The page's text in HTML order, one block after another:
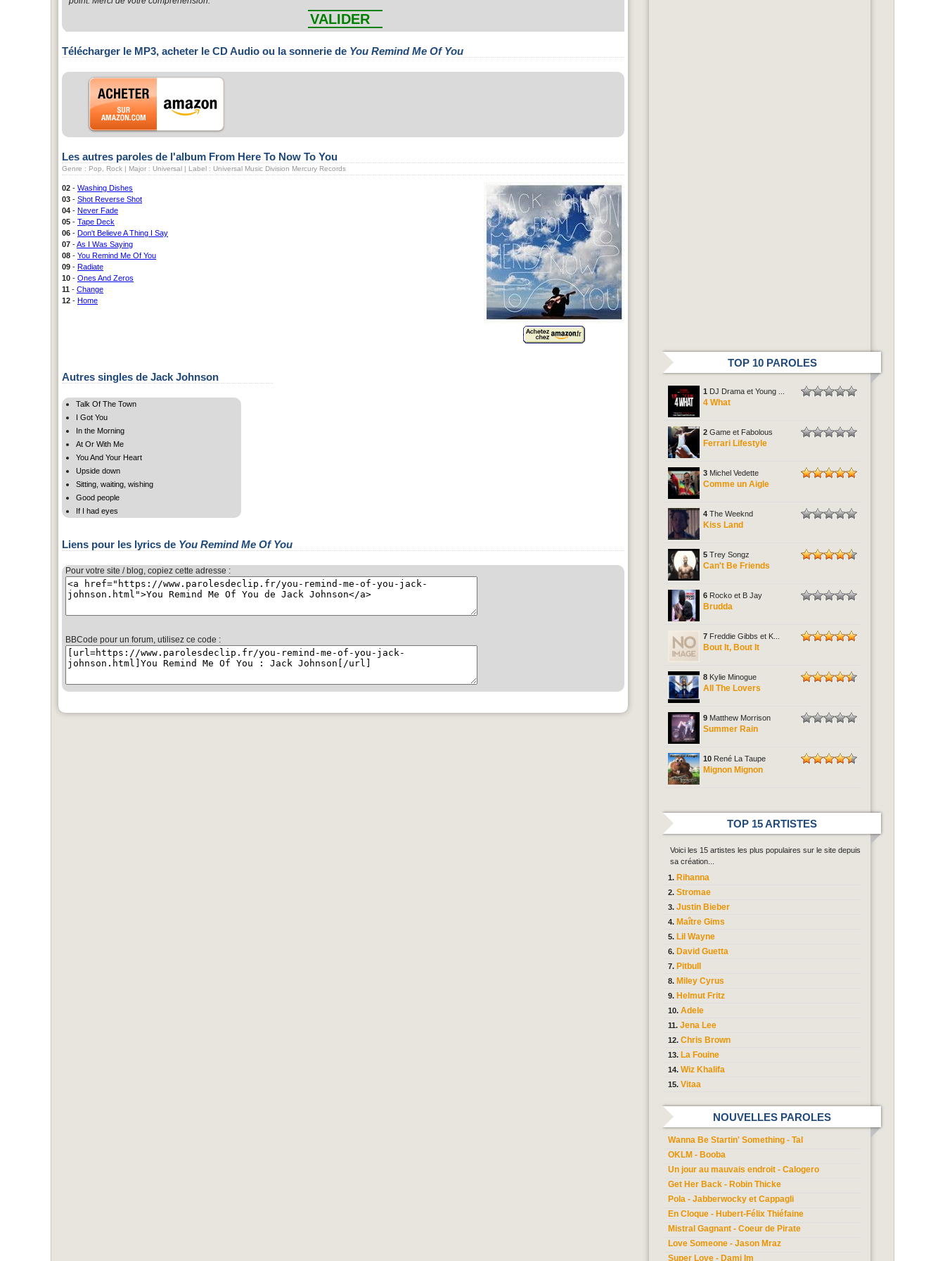
VALIDER
Télécharger le MP3, acheter le CD Audio ou la sonnerie de You Remind Me Of You
Les autres paroles de l'album From Here To Now To You
Genre : Pop, Rock | Major : Universal | Label : Universal Music Division Mercury Records
02 - Washing Dishes
03 - Shot Reverse Shot
04 - Never Fade
05 - Tape Deck
06 - Don't Believe A Thing I Say
07 -As I Was Saying
08 - You Remind Me Of You
09 - Radiate
10 - Ones And Zeros
11 - Change
12 - Home
Autres singles de Jack Johnson
Talk Of The Town
I Got You
In the Morning
At Or With Me
You And Your Heart
Upside down
Sitting, waiting, wishing
Good people
If I had eyes
Liens pour les lyrics de You Remind Me Of You
Pour votre site / blog, copiez cette adresse :
BBCode pour un forum, utilisez ce code :
TOP 10 PAROLES
1 DJ Drama et Young ...
4 What
2 Game et Fabolous
Ferrari Lifestyle
3 Michel Vedette
Comme un Aigle
4 The Weeknd
Kiss Land
5 Trey Songz
Can't Be Friends
6 Rocko et B Jay
Brudda
7 Freddie Gibbs et K...
Bout It, Bout It
8 Kylie Minogue
All The Lovers
9 Matthew Morrison
Summer Rain
10 René La Taupe
Mignon Mignon
TOP 15 ARTISTES
Voici les 15 artistes les plus populaires sur le site depuis
sa création...
Rihanna
Stromae
Justin Bieber
Maître Gims
Lil Wayne
David Guetta
Pitbull
Miley Cyrus
Helmut Fritz
Adele
Jena Lee
Chris Brown
La Fouine
Wiz Khalifa
Vitaa
NOUVELLES PAROLES
Wanna Be Startin' Something - Tal
OKLM - Booba
Un jour au mauvais endroit - Calogero
Get Her Back - Robin Thicke
Pola - Jabberwocky et Cappagli
En Cloque - Hubert-Félix Thiéfaine
Mistral Gagnant - Coeur de Pirate
Love Someone - Jason Mraz
Super Love - Dami Im